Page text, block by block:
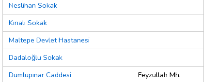
Neslihan Sokak
Kınalı Sokak
Maltepe Devlet Hastanesi
Dadaloğlu Sokak
Dumlupınar Caddesi
Feyzullah Mh.